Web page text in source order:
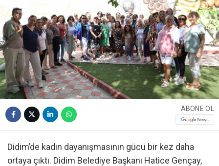
ABONE OL
Didim’de kadın dayanışmasının gücü bir kez daha
ortaya çıktı. Didim Belediye Başkanı Hatice Gençay,